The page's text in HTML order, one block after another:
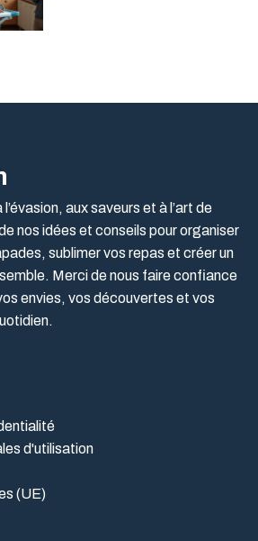
aux saveurs et à l’art de
nos idées et conseils pour organiser
sublimer vos repas et créer un
Merci de nous faire confiance
envies, vos découvertes et vos
d'utilisation
(UE)